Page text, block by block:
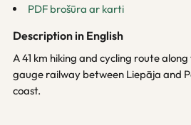
PDF brošūra ar karti
Description in English
A 41 km hiking and cycling route
gauge railway between Liepāja and
coast.